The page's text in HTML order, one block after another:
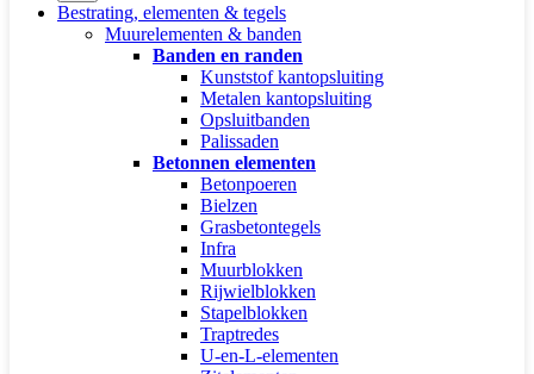
Bestrating, elementen & tegels
Muurelementen & banden
Banden en randen
Kunststof kantopsluiting
Metalen kantopsluiting
Opsluitbanden
Palissaden
Betonnen elementen
Betonpoeren
Bielzen
Grasbetontegels
Infra
Muurblokken
Rijwielblokken
Stapelblokken
Traptredes
U-en-L-elementen